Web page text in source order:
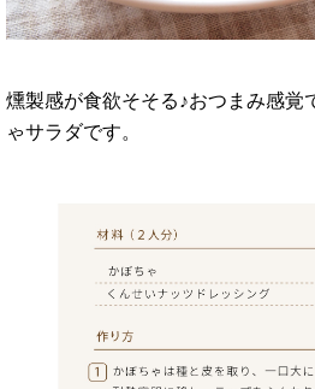
燻製感が食欲そそる♪おつまみ感覚
ゃサラダです。